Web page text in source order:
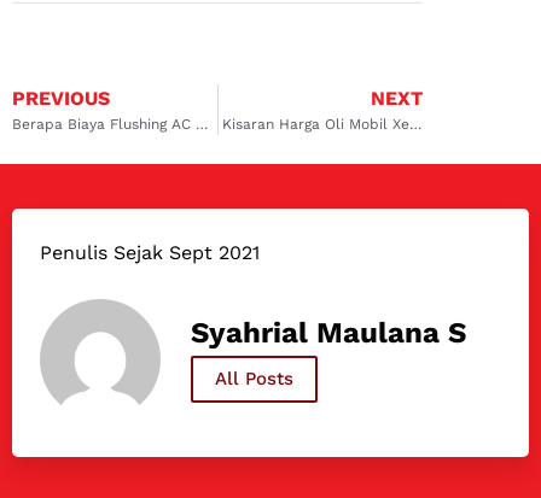
PREVIOUS
Berapa Biaya Flushing AC Mobil? Ini Dia Rincian Harganya
NEXT
Kisaran Harga Oli Mobil Xenia Transmisi Manual dan Matic
Penulis Sejak Sept 2021
Syahrial Maulana S
All Posts